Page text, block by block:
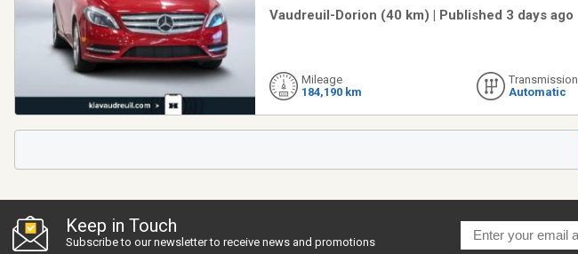
sappliquer, visiter une
Vaudreuil-Dorion (40 km) | Published 3 days ago
Mileage
184,190 km
Transmission
Automatic
Keep in Touch
Subscribe to our newsletter to receive news and promotions